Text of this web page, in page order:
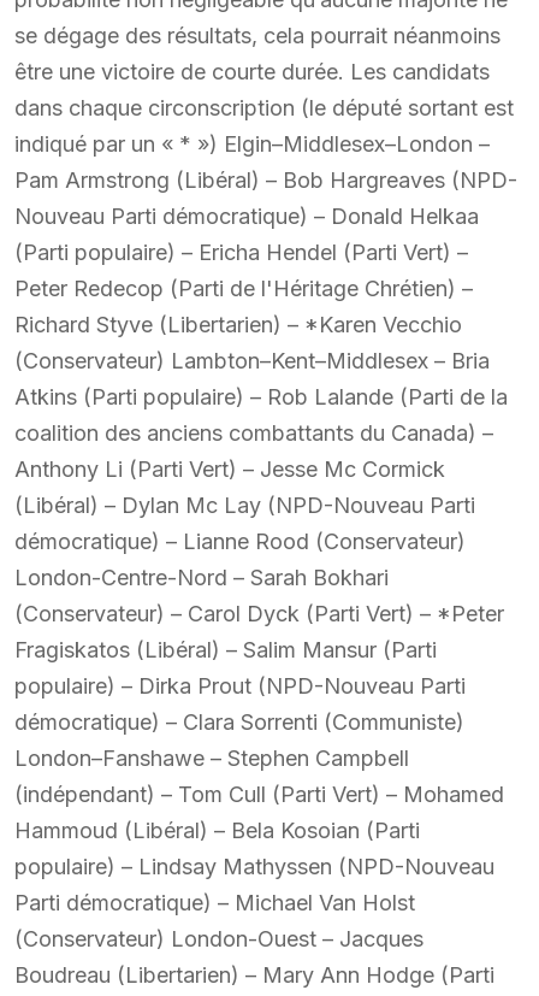
se dégage des résultats, cela pourrait néanmoins
être une victoire de courte durée. Les candidats
dans chaque circonscription (le député sortant est
indiqué par un « * ») Elgin–Middlesex–London –
Pam Armstrong (Libéral) – Bob Hargreaves (NPD-
Nouveau Parti démocratique) – Donald Helkaa
(Parti populaire) – Ericha Hendel (Parti Vert) –
Peter Redecop (Parti de l'Héritage Chrétien) –
Richard Styve (Libertarien) – *Karen Vecchio
(Conservateur) Lambton–Kent–Middlesex – Bria
Atkins (Parti populaire) – Rob Lalande (Parti de la
coalition des anciens combattants du Canada) –
Anthony Li (Parti Vert) – Jesse Mc Cormick
(Libéral) – Dylan Mc Lay (NPD-Nouveau Parti
démocratique) – Lianne Rood (Conservateur)
London-Centre-Nord – Sarah Bokhari
(Conservateur) – Carol Dyck (Parti Vert) – *Peter
Fragiskatos (Libéral) – Salim Mansur (Parti
populaire) – Dirka Prout (NPD-Nouveau Parti
démocratique) – Clara Sorrenti (Communiste)
London–Fanshawe – Stephen Campbell
(indépendant) – Tom Cull (Parti Vert) – Mohamed
Hammoud (Libéral) – Bela Kosoian (Parti
populaire) – Lindsay Mathyssen (NPD-Nouveau
Parti démocratique) – Michael Van Holst
(Conservateur) London-Ouest – Jacques
Boudreau (Libertarien) – Mary Ann Hodge (Parti